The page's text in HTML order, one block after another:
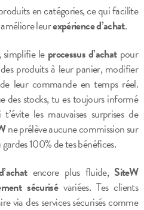
en catégories, ce qui facilite
leurexpérience d’achat.
le processus d’achatpour
produits à leur panier, modifier
leur commande en temps réel.
des stocks, tu es toujours informé
les mauvaises surprises de
ne prélève aucune commission sur
100% de tes bénéfices.
encore plus fluide, SiteW
sécurisévariées. Tes clients
via des services sécurisés comme